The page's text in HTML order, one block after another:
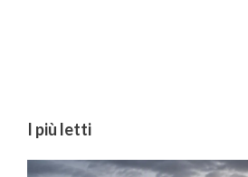
I più letti